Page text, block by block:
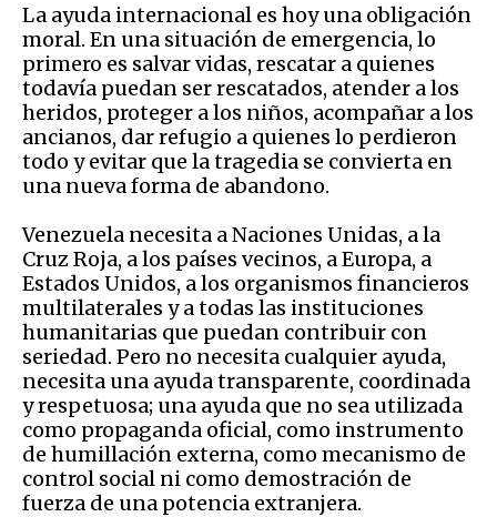
La ayuda internacional es hoy una obligación
moral. En una situación de emergencia, lo
primero es salvar vidas, rescatar a quienes
todavía puedan ser rescatados, atender a los
heridos, proteger a los niños, acompañar a los
ancianos, dar refugio a quienes lo perdieron
todo y evitar que la tragedia se convierta en
una nueva forma de abandono.
Venezuela necesita a Naciones Unidas, a la
Cruz Roja, a los países vecinos, a Europa, a
Estados Unidos, a los organismos financieros
multilaterales y a todas las instituciones
humanitarias que puedan contribuir con
seriedad. Pero no necesita cualquier ayuda,
necesita una ayuda transparente, coordinada
y respetuosa; una ayuda que no sea utilizada
como propaganda oficial, como instrumento
de humillación externa, como mecanismo de
control social ni como demostración de
fuerza de una potencia extranjera.